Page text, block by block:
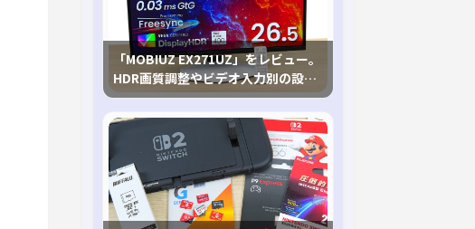
「MOBIUZ EX271UZ」をレビュー。
HDR画質調整やビデオ入力別の設定
が可能な4K有機ELゲーミングモニタ
を徹底検証